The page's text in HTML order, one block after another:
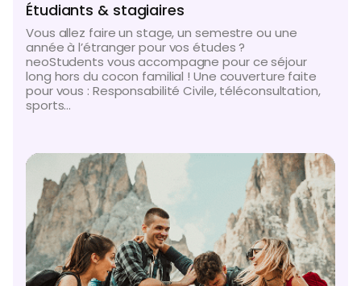
Étudiants & stagiaires
Vous allez faire un stage, un semestre ou une
année à l’étranger pour vos études ?
neoStudents vous accompagne pour ce séjour
long hors du cocon familial ! Une couverture faite
pour vous : Responsabilité Civile, téléconsultation,
sports…